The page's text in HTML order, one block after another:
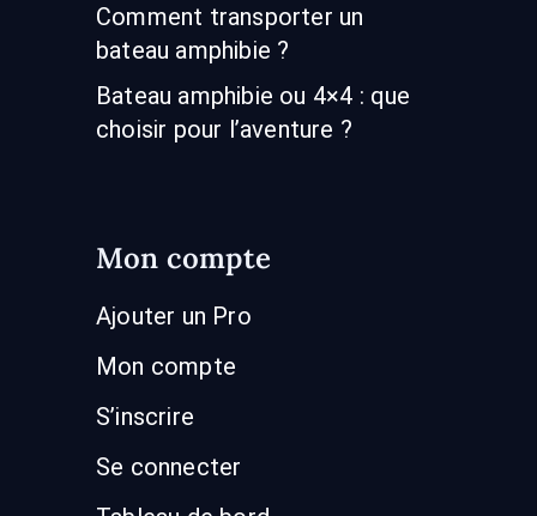
Comment transporter un
bateau amphibie ?
Bateau amphibie ou 4×4 : que
choisir pour l’aventure ?
Mon compte
Ajouter un Pro
Mon compte
S’inscrire
Se connecter